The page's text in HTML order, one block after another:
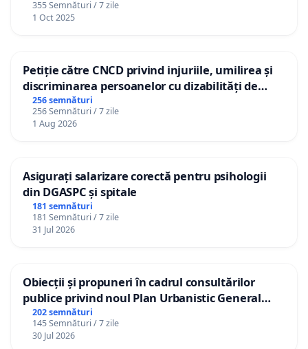
355 Semnături / 7 zile
1 Oct 2025
Petiție către CNCD privind injuriile, umilirea și
discriminarea persoanelor cu dizabilități de
către utilizatorul TikTok „Gorici”
256 semnături
256 Semnături / 7 zile
1 Aug 2026
Asigurați salarizare corectă pentru psihologii
din DGASPC și spitale
181 semnături
181 Semnături / 7 zile
31 Jul 2026
Obiecții și propuneri în cadrul consultărilor
publice privind noul Plan Urbanistic General
(PUG) Ialoveni
202 semnături
145 Semnături / 7 zile
30 Jul 2026